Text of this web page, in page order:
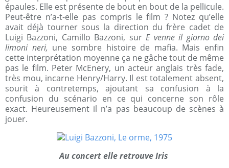
épaules. Elle est présente de bout en bout de la pellicule.
Peut-être n’a-t-elle pas compris le film ? Notez qu’elle
avait déjà tourner sous la direction du frère cadet de
Luigi Bazzoni, Camillo Bazzoni, surE venne il giorno dei
limoni neri, une sombre histoire de mafia. Mais enfin
cette interprétation moyenne ça ne gâche tout de même
pas le film. Peter McEnery, un acteur anglais très fade,
très mou, incarne Henry/Harry. Il est totalement absent,
sourit à contretemps, ajoutant sa confusion à la
confusion du scénario en ce qui concerne son rôle
exact. Heureusement il n’a pas beaucoup de scènes à
jouer.
Au concert elle retrouve Iris